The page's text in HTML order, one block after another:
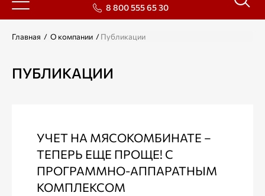
8 800 555 65 30
Главная / О компании /Публикации
ПУБЛИКАЦИИ
УЧЕТ НА МЯСОКОМБИНАТЕ –
ТЕПЕРЬ ЕЩЕ ПРОЩЕ! С
ПРОГРАММНО-АППАРАТНЫМ
КОМПЛЕКСОМ